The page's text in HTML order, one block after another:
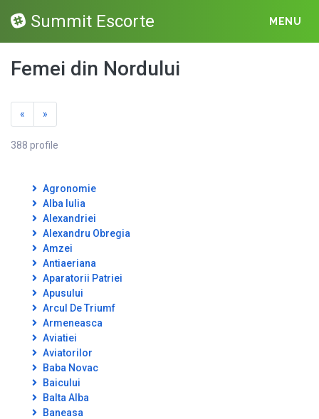
Summit Escorte MENU
Femei din Nordului
« »
388 profile
Agronomie
Alba Iulia
Alexandriei
Alexandru Obregia
Amzei
Antiaeriana
Aparatorii Patriei
Apusului
Arcul De Triumf
Armeneasca
Aviatiei
Aviatorilor
Baba Novac
Baicului
Balta Alba
Baneasa